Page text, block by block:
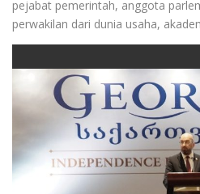
pejabat pemerintah, anggota
perwakilan dari dunia usaha,